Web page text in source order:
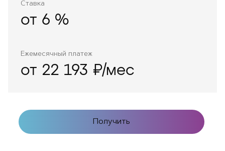
Ежемесячный платеж
от 22 193 ₽/мес
Ставка
от 6 %
Получить